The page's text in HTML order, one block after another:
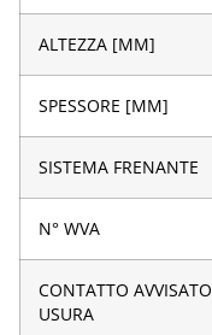
ALTEZZA [MM]
SPESSORE [MM]
SISTEMA FRENANTE
N° WVA
CONTATTO
USURA